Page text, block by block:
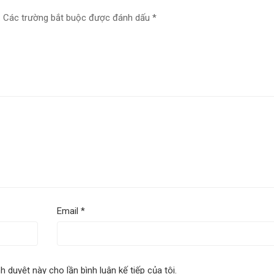
Các trường bắt buộc được đánh dấu *
Email*
duyệt này cho lần bình luận kế tiếp của tôi.